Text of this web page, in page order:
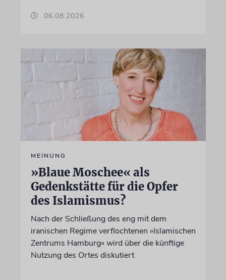
06.08.2026
MEINUNG
»Blaue Moschee« als
Gedenkstätte für die Opfer
des Islamismus?
Nach der Schließung des eng mit dem
iranischen Regime verflochtenen »Islamischen
Zentrums Hamburg« wird über die künftige
Nutzung des Ortes diskutiert